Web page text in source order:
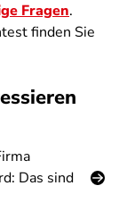
Fragen.
finden Sie
Das sind